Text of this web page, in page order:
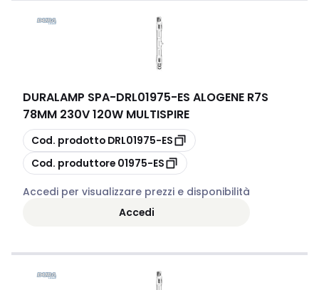
DURALAMP SPA-DRL01975-ES ALOGENE R7S
78MM 230V 120W MULTISPIRE
copia
Cod. prodotto DRL01975-ES
copia
Cod. produttore 01975-ES
Accedi per visualizzare prezzi e disponibilità
Accedi